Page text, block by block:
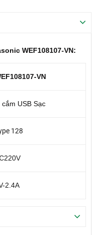
WEF108107-VN:
VN
cắm USB Sạc
128
2.4A